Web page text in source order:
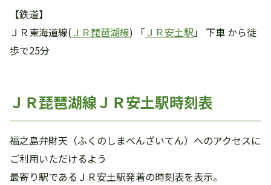
【鉄道】
ＪＲ東海道線( ＪＲ琵琶湖線) 「 ＪＲ安土駅」 下車 から徒
歩で25分
ＪＲ琵琶湖線ＪＲ安土駅時刻表
福之島弁財天（ふくのしまべんざいてん）へのアクセスに
ご利用いただけるよう
最寄り駅であるＪＲ安土駅発着の時刻表を表示。